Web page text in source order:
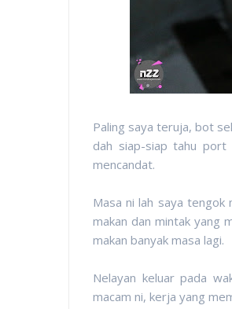
Paling saya teruja, bot
dah siap-siap tahu
mencandat.
Masa ni lah saya tengok
makan dan mintak yang
makan banyak masa lagi.
Nelayan keluar pada
macam ni, kerja yang